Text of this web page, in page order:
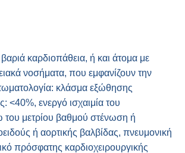
καρδιοπάθεια, ή και άτομα με
νοσήματα, που εμφανίζουν την
κλάσμα εξώθησης
<40%, ενεργό ισχαιμία του
του μετρίου βαθμού στένωση ή
ή αορτικής βαλβίδας, πνευμονική
πρόσφατης καρδιοχειρουργικής